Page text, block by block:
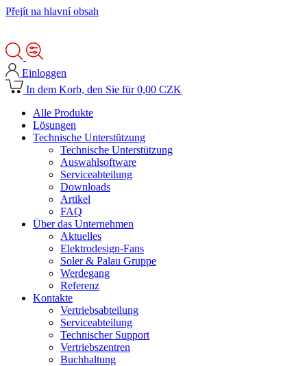
Přejít na hlavní obsah
Einloggen
In dem Korb, den Sie für 0,00 CZK
Alle Produkte
Lösungen
Technische Unterstützung
Technische Unterstützung
Auswahlsoftware
Serviceabteilung
Downloads
Artikel
FAQ
Über das Unternehmen
Aktuelles
Elektrodesign-Fans
Soler & Palau Gruppe
Werdegang
Referenz
Kontakte
Vertriebsabteilung
Serviceabteilung
Technischer Support
Vertriebszentren
Buchhaltung